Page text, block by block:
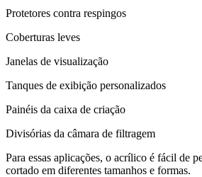
Protetores contra respingos
Coberturas leves
Janelas de visualização
Tanques de exibição personalizados
Painéis da caixa de criação
Divisórias da câmara de filtragem
Para essas aplicações, o acrílico é fácil de
cortado em diferentes tamanhos e formas.